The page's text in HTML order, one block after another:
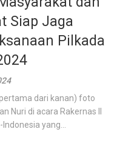
Siap Jaga
Pilkada
dari kanan) foto
Nuri di acara Rakernas II
yang...